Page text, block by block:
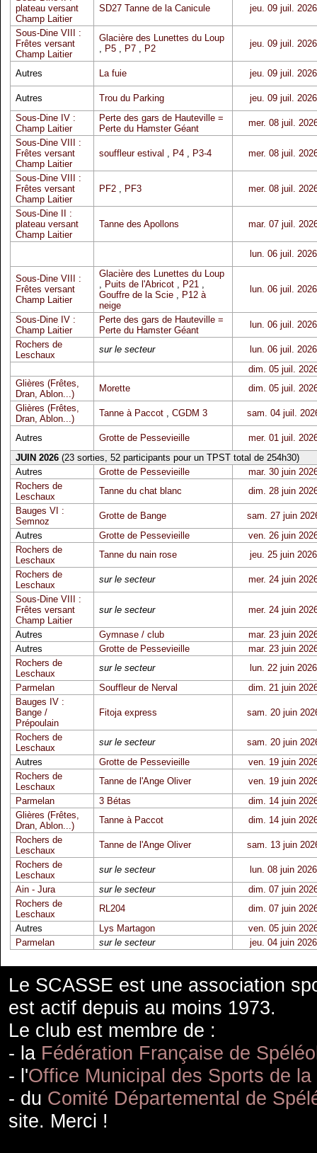
plateau versant
Champ Laitier
SD27 Tanne de la Canicule jeu. 09 juil. 2026
Sous-Dine VIII :
Frêtes versant
Champ Laitier
Glacière des Lunettes du Loup
, P5, P7, P2 jeu. 09 juil. 2026
Autres La fuie jeu. 09 juil. 2026
Autres Trou du Parking
jeu. 09 juil. 2026
Sous-Dine IV :
Champ Laitier
Perte des gars de Hauteville =
Perte du Hamster Géant
mer. 08 juil.
Sous-Dine VIII :
Frêtes versant
Champ Laitier
souffleur estival , P4, P3-4 mer. 08 juil.
Sous-Dine VIII :
Frêtes versant
Champ Laitier
PF2, PF3 mer. 08 juil.
Sous-Dine II :
plateau versant
Champ Laitier
Tanne des Apollons mar. 07 juil.
lun. 06 juil. 2026
Sous-Dine VIII :
Frêtes versant
Champ Laitier
Glacière des Lunettes du Loup
, Puits de l'Abricot, P21,
Gouffre de la Scie, P12 à
neige
lun. 06 juil. 2026
Sous-Dine IV :
Champ Laitier
Perte des gars de Hauteville =
Perte du Hamster Géant
lun. 06 juil. 2026
Rochers de
Leschaux
sur le secteur
lun. 06 juil. 2026
dim. 05 juil.
Glières (Frêtes,
Dran, Ablon...)
Morette
dim. 05 juil.
Glières (Frêtes,
Dran, Ablon...)
Tanne à Paccot, CGDM 3 sam. 04 juil.
Autres Grotte de Pessevieille
mer. 01 juil.
JUIN 2026(23 sorties, 52 participants pour un TPST total de 254h30)
Autres
Grotte de Pessevieille
mar. 30 juin
Rochers de
Leschaux
Tanne du chat blanc
dim. 28 juin
Bauges VI :
Semnoz
Grotte de Bange
sam. 27 juin
Autres
Grotte de Pessevieille
ven. 26 juin
Rochers de
Leschaux
Tanne du nain rose
jeu. 25 juin 2026
Rochers de
Leschaux
sur le secteur
mer. 24 juin
Sous-Dine VIII :
Frêtes versant
Champ Laitier
sur le secteur mer. 24 juin
Autres Gymnase / club
mar. 23 juin
Autres
Grotte de Pessevieille
mar. 23 juin
Rochers de
Leschaux
sur le secteur
lun. 22 juin 2026
Parmelan
Souffleur de Nerval
dim. 21 juin
Bauges IV :
Bange /
Prépoulain
Fitoja express sam. 20 juin
Rochers de
Leschaux
sur le secteur
sam. 20 juin
Autres
Grotte de Pessevieille
ven. 19 juin
Rochers de
Leschaux
Tanne de l'Ange Oliver
ven. 19 juin
Parmelan
3 Bétas
dim. 14 juin
Glières (Frêtes,
Dran, Ablon...)
Tanne à Paccot
dim. 14 juin
Rochers de
Leschaux
Tanne de l'Ange Oliver
sam. 13 juin
Rochers de
Leschaux
sur le secteur
lun. 08 juin 2026
Ain - Jura
sur le secteur
dim. 07 juin
Rochers de
Leschaux
RL204
dim. 07 juin
Autres
Lys Martagon
ven. 05 juin
Parmelan
sur le secteur jeu. 04 juin 2026
Le SCASSE est une association
est actif depuis au moins 1973.
Le club est membre de :
- la Fédération Française de
- l'Office Municipal des Sports de
- du Comité Départemental de
site. Merci !